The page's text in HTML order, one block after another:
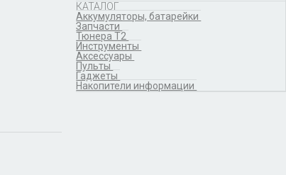
КАТАЛОГ
Аккумуляторы, батарейки
Запчасти
Тюнера T2
Инструменты
Аксессуары
Пульты
Гаджеты
Накопители информации